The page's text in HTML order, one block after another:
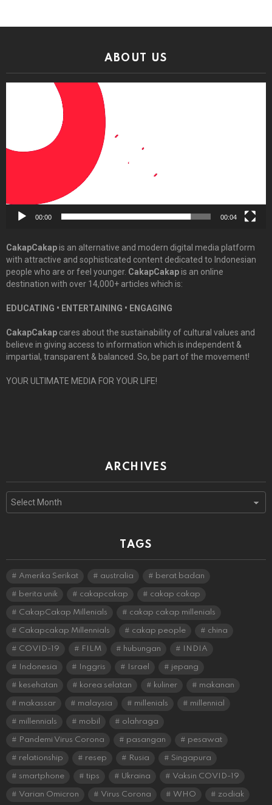
ABOUT US
00:00 00:04
CakapCakapis an alternative and modern digital media platform
with attractive and sophisticated content dedicated to Indonesian
people who are or feel younger. CakapCakapis an online
destination with over 14,000+ articles which is:
EDUCATING • ENTERTAINING • ENGAGING
CakapCakap cares about the sustainability of cultural values and
believe in giving access to information which is independent &
impartial, transparent & balanced. So, be part of the movement!
YOUR ULTIMATE MEDIA FOR YOUR LIFE!
ARCHIVES
Archives
TAGS
Amerika Serikat australia berat badan
berita unik cakapcakap cakap cakap
CakapCakap Millenials cakap cakap millenials
Cakapcakap Millennials cakap people china
COVID-19 FILM hubungan INDIA
Indonesia Inggris Israel jepang
kesehatan korea selatan kuliner makanan
makassar malaysia millenials millennial
millennials mobil olahraga
Pandemi Virus Corona pasangan pesawat
relationship resep Rusia Singapura
smartphone tips Ukraina Vaksin COVID-19
Varian Omicron Virus Corona WHO zodiak